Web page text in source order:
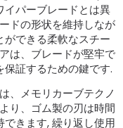
イパーブレードとは異
ドの形状を維持しなが
ができる柔軟なスチー
は、ブレードが堅牢で
証するための鍵です.
、メモリカーブテクノ
り、ゴム製の刃は時間
きます, 繰り返し使用